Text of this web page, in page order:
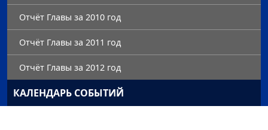
Отчёт Главы за 2010 год
Отчёт Главы за 2011 год
Отчёт Главы за 2012 год
КАЛЕНДАРЬ СОБЫТИЙ